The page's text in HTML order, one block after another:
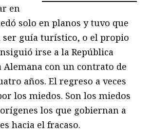
en
solo en planos y tuvo que
ser guía turístico, o el propio
irse a la República
Alemana con un contrato de
años. El regreso a veces
los miedos. Son los miedos
los que gobiernan a
hacia el fracaso.